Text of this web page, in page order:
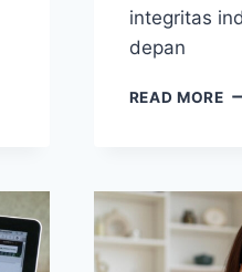
integritas
depan
READ MORE
AI